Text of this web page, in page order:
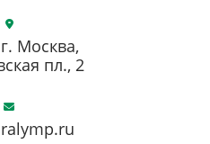
Москва,
пл., 2